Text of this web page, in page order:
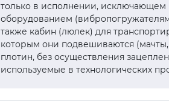
только в исполнении, исключающем
оборудованием
также кабин (люлек) для
которым они подвешиваются
плотин, без осуществления
используемые в технологических